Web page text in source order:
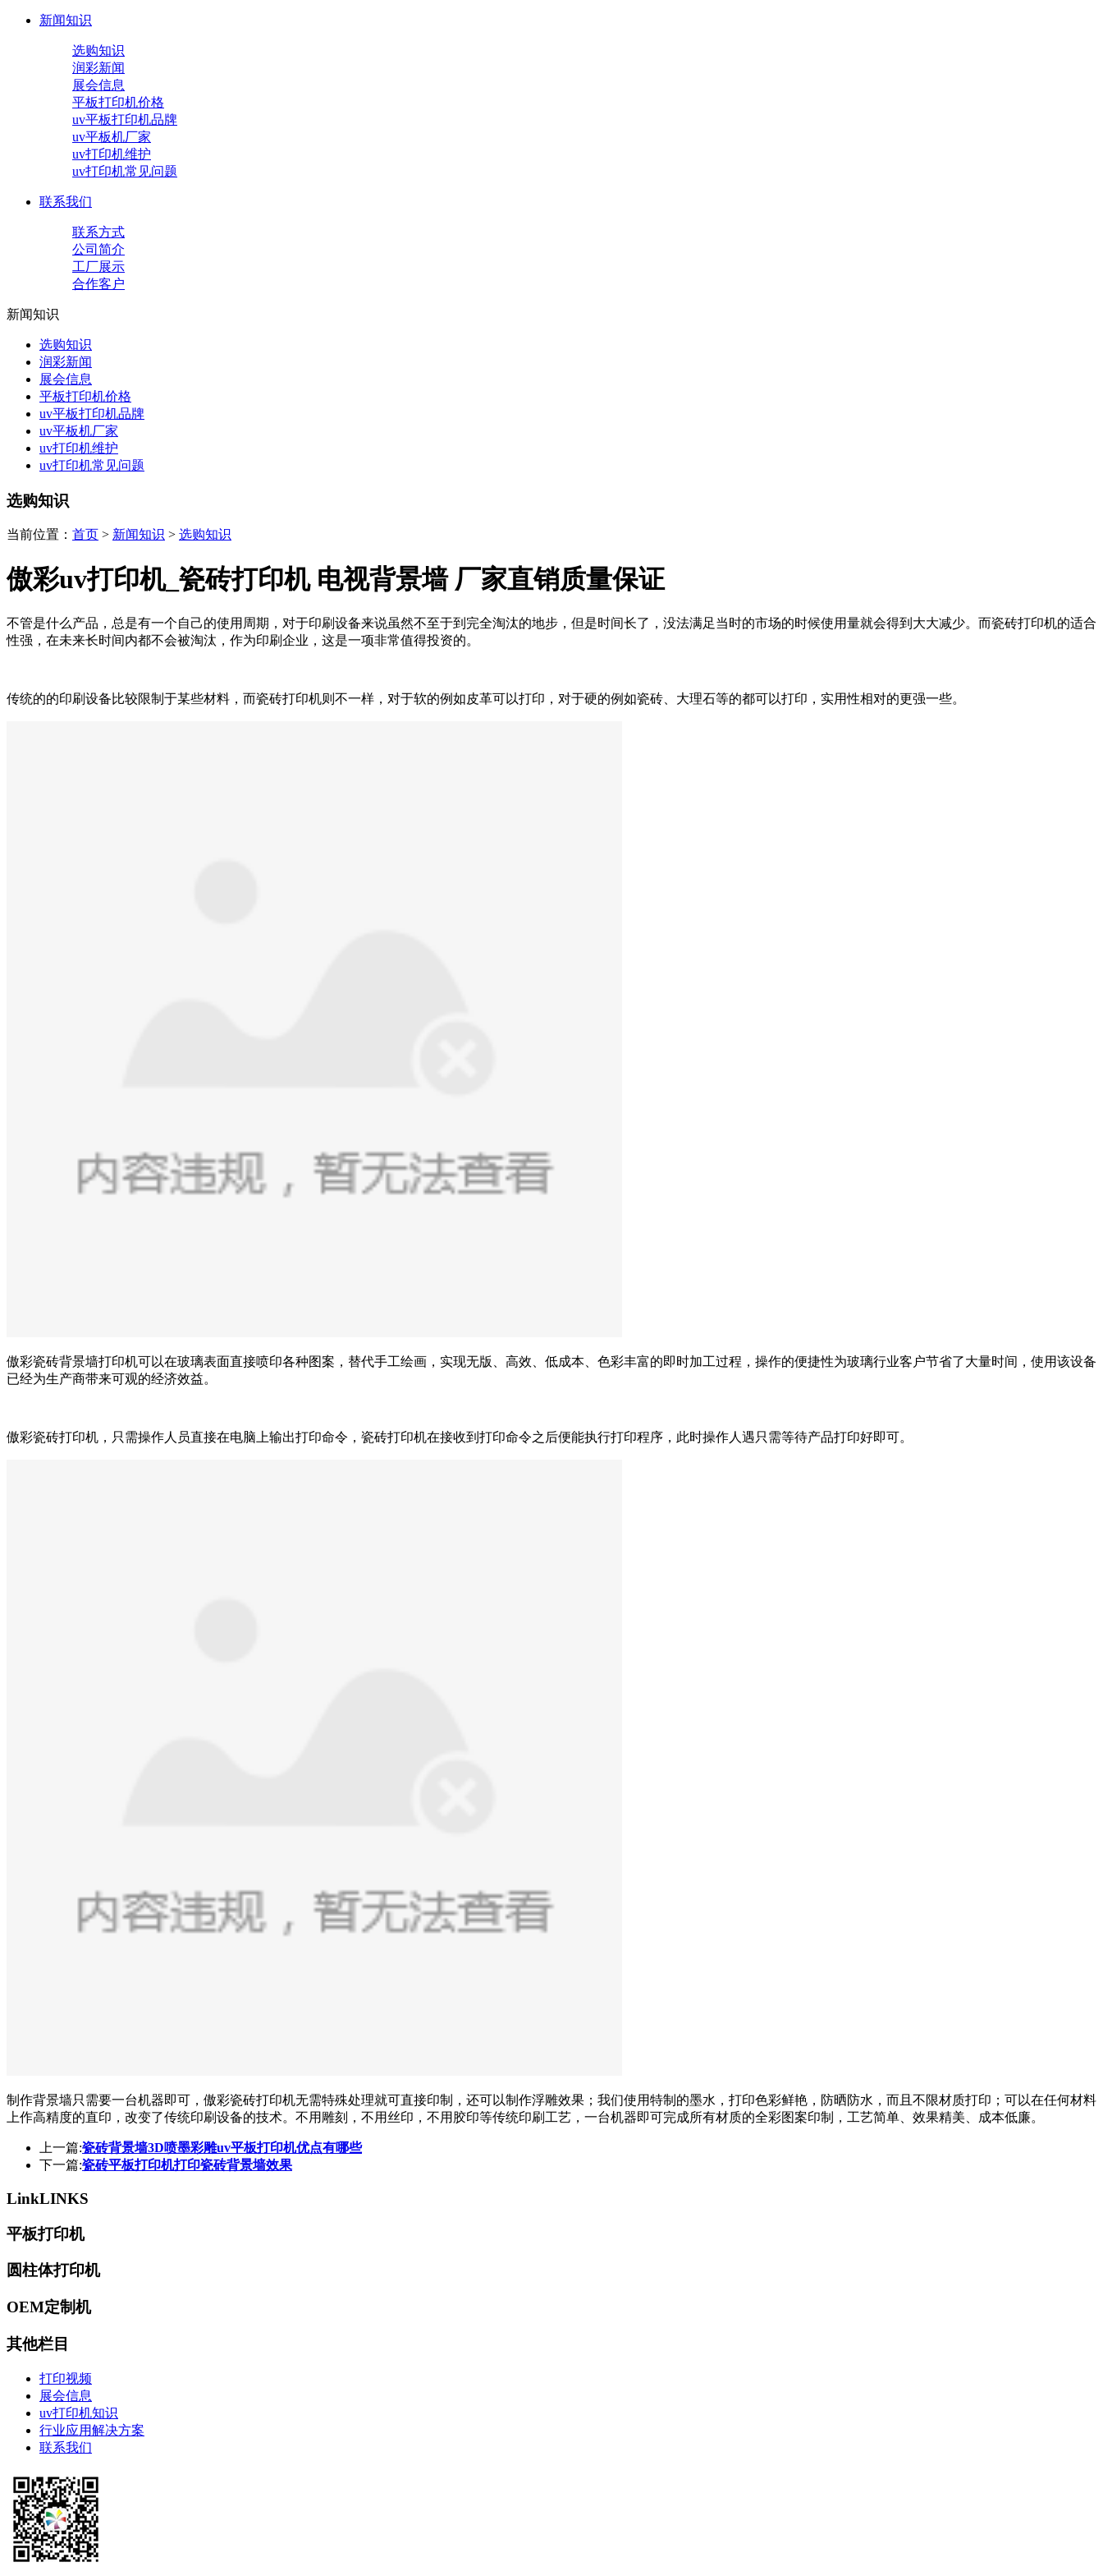
新闻知识
选购知识
润彩新闻
展会信息
平板打印机价格
uv平板打印机品牌
uv平板机厂家
uv打印机维护
uv打印机常见问题
联系我们
联系方式
公司简介
工厂展示
合作客户
新闻知识
选购知识
润彩新闻
展会信息
平板打印机价格
uv平板打印机品牌
uv平板机厂家
uv打印机维护
uv打印机常见问题
选购知识
当前位置： 首页 > 新闻知识 > 选购知识
傲彩uv打印机_瓷砖打印机 电视背景墙 厂家直销质量保证
不管是什么产品，总是有一个自己的使用周期，对于印刷设备来说虽然不至于到完全淘汰的地步，但是时间长了，没法满足当时的市场的时候使用量就会得到大大减少。而瓷砖打印机的适合
性强，在未来长时间内都不会被淘汰，作为印刷企业，这是一项非常值得投资的。
传统的的印刷设备比较限制于某些材料，而瓷砖打印机则不一样，对于软的例如皮革可以打印，对于硬的例如瓷砖、大理石等的都可以打印，实用性相对的更强一些。
傲彩瓷砖背景墙打印机可以在玻璃表面直接喷印各种图案，替代手工绘画，实现无版、高效、低成本、色彩丰富的即时加工过程，操作的便捷性为玻璃行业客户节省了大量时间，使用该设备
已经为生产商带来可观的经济效益。
傲彩瓷砖打印机，只需操作人员直接在电脑上输出打印命令，瓷砖打印机在接收到打印命令之后便能执行打印程序，此时操作人遇只需等待产品打印好即可。
制作背景墙只需要一台机器即可，傲彩瓷砖打印机无需特殊处理就可直接印制，还可以制作浮雕效果；我们使用特制的墨水，打印色彩鲜艳，防晒防水，而且不限材质打印；可以在任何材料
上作高精度的直印，改变了传统印刷设备的技术。不用雕刻，不用丝印，不用胶印等传统印刷工艺，一台机器即可完成所有材质的全彩图案印制，工艺简单、效果精美、成本低廉。
上一篇:瓷砖背景墙3D喷墨彩雕uv平板打印机优点有哪些
下一篇:瓷砖平板打印机打印瓷砖背景墙效果
LinkLINKS
平板打印机
圆柱体打印机
OEM定制机
其他栏目
打印视频
展会信息
uv打印机知识
行业应用解决方案
联系我们